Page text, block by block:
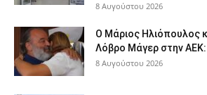
8 Αυγούστου 2026
Ο Μάριος Ηλιόπουλος
Λόβρο Μάγερ στην
8 Αυγούστου 2026